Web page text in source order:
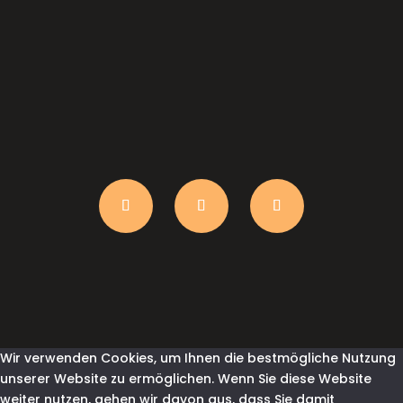
Wir verwenden Cookies, um Ihnen die bestmögliche Nutzung
unserer Website zu ermöglichen. Wenn Sie diese Website
weiter nutzen, gehen wir davon aus, dass Sie damit